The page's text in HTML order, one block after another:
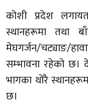
कोशी प्रदेश
स्थानहरूमा तथा
मेघगर्जन/चट्याङ/
सम्भावना रहेको छ।
भागका थोरै
छ।